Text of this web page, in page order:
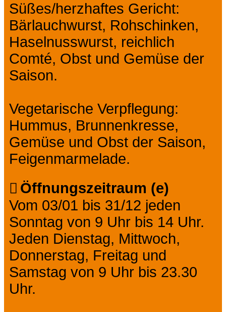
Süßes/herzhaftes Gericht:
Bärlauchwurst, Rohschinken,
Haselnusswurst, reichlich
Comté, Obst und Gemüse der
Saison.
Vegetarische Verpflegung:
Hummus, Brunnenkresse,
Gemüse und Obst der Saison,
Feigenmarmelade.
Öffnungszeitraum (e)
Vom 03/01 bis 31/12 jeden
Sonntag von 9 Uhr bis 14 Uhr.
Jeden Dienstag, Mittwoch,
Donnerstag, Freitag und
Samstag von 9 Uhr bis 23.30
Uhr.